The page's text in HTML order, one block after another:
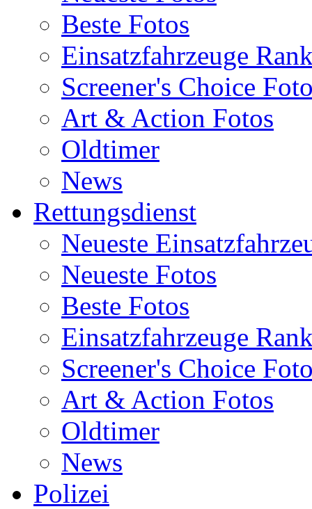
Beste Fotos
Einsatzfahrzeuge
Screener's Choice
Art & Action Fotos
Oldtimer
News
Rettungsdienst
Neueste
Neueste Fotos
Beste Fotos
Einsatzfahrzeuge
Screener's Choice
Art & Action Fotos
Oldtimer
News
Polizei